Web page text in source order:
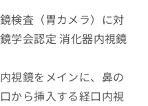
検査（胃カメラ）に対
学会認定 消化器内視鏡
視鏡をメインに、鼻の
から挿入する経口内視